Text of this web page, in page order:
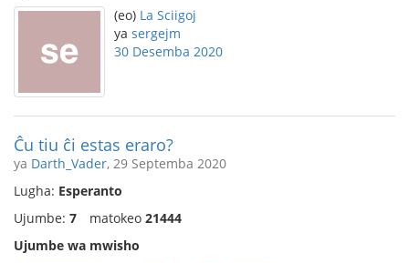
(eo) La Sciigoj
ya sergejm
30 Desemba 2020
Ĉu tiu ĉi estas eraro?
ya Darth_Vader, 29 Septemba 2020
Lugha: Esperanto
Ujumbe: 7 matokeo 21444
Ujumbe wa mwisho